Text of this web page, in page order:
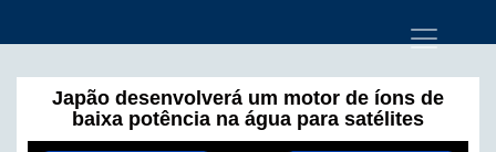
Japão desenvolverá um motor de íons de
baixa potência na água para satélites